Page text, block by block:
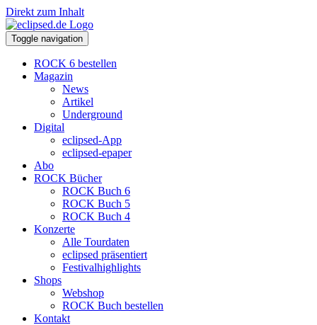
Direkt zum Inhalt
Toggle navigation
ROCK 6 bestellen
Magazin
News
Artikel
Underground
Digital
eclipsed-App
eclipsed-epaper
Abo
ROCK Bücher
ROCK Buch 6
ROCK Buch 5
ROCK Buch 4
Konzerte
Alle Tourdaten
eclipsed präsentiert
Festivalhighlights
Shops
Webshop
ROCK Buch bestellen
Kontakt